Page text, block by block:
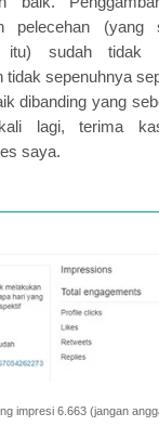
pelecehan (yang
sudah tidak
tidak sepenuhnya
dibanding yang
lagi, terima
saya.
impresi 6.663 (jangan